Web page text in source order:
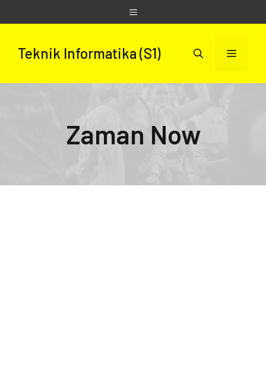
to
Menu
Teknik Informatika (S1) Menu
Zaman Now